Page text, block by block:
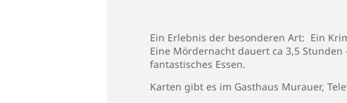
Ein Erlebnis der besonderen Art: Ein
Eine Mördernacht dauert ca 3,5
fantastisches Essen.
Karten gibt es im Gasthaus Murauer,